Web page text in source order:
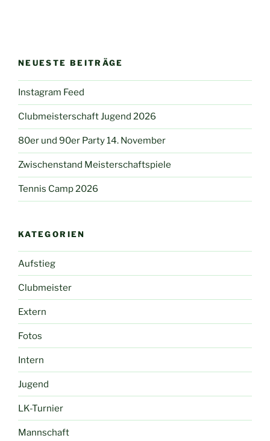
NEUESTE BEITRÄGE
Instagram Feed
Clubmeisterschaft Jugend 2026
80er und 90er Party 14. November
Zwischenstand Meisterschaftspiele
Tennis Camp 2026
KATEGORIEN
Aufstieg
Clubmeister
Extern
Fotos
Intern
Jugend
LK-Turnier
Mannschaft